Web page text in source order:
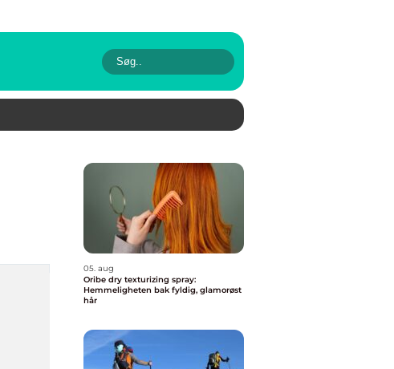
05. aug
Oribe dry texturizing spray:
Hemmeligheten bak fyldig, glamorøst
hår